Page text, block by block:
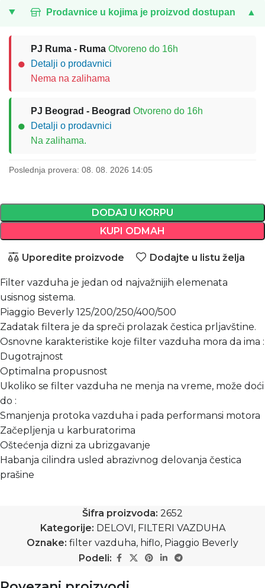
Prodavnice u kojima je proizvod dostupan ▲
●
PJ Ruma - Ruma Otvoreno do 16h
Detalji o prodavnici
Nema na zalihama
●
PJ Beograd - Beograd Otvoreno do 16h
Detalji o prodavnici
Na zalihama.
Poslednja provera: 08. 08. 2026 14:05
DODAJ U KORPU
KUPI ODMAH
Uporedite proizvode Dodajte u listu želja
Filter vazduha je jedan od najvažnijih elemenata
usisnog sistema.
Piaggio Beverly 125/200/250/400/500
Zadatak filtera je da spreči prolazak čestica prljavštine.
Osnovne karakteristike koje filter vazduha mora da ima :
Dugotrajnost
Optimalna propusnost
Ukoliko se filter vazduha ne menja na vreme, može doći
do :
Smanjenja protoka vazduha i pada performansi motora
Začepljenja u karburatorima
Oštećenja dizni za ubrizgavanje
Habanja cilindra usled abrazivnog delovanja čestica
prašine
Šifra proizvoda: 2652
Kategorije: DELOVI, FILTERI VAZDUHA
Oznake: filter vazduha, hiflo, Piaggio Beverly
Podeli: